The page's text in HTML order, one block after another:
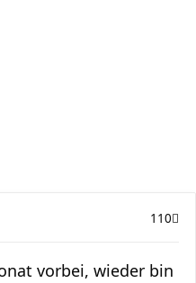
110
vorbei, wieder bin